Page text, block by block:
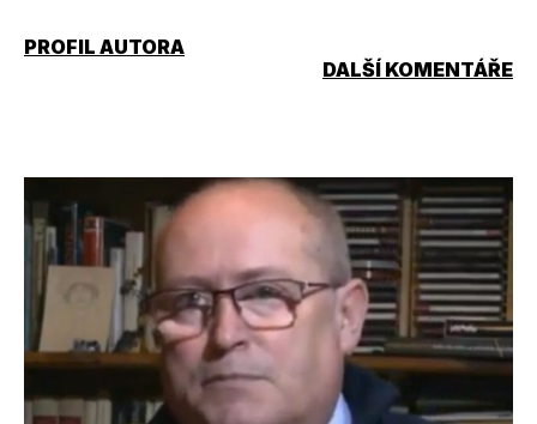
PROFIL AUTORA
DALŠÍ KOMENTÁŘE